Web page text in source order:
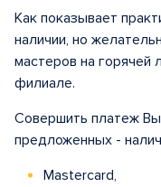
Как показывает
наличии, но
мастеров на горячей
филиале.
Совершить платеж
предложенных -
Mastercard,